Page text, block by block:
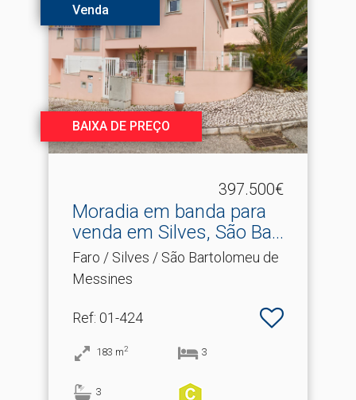
Venda
BAIXA DE PREÇO
397.500€
Moradia em banda para
venda em Silves, São Ba.​..
Faro / Silves / São Bartolomeu de
Messines
Ref: 01-424
183 m2 3
3